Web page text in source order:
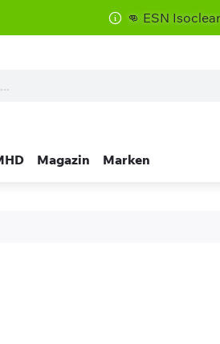
👊 ESN Isoclear zum
Magazin Marken